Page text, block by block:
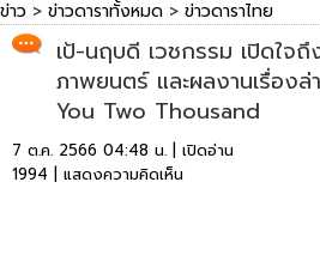
ข่าว > ข่าวดาราทั้งหมด > ข่าวดาราไทย
เป้-นฤบดี เวชกรรม เปิดใจ
ภาพยนตร์ และผลงานเรื่อง
You Two Thousand
7 ต.ค. 2566 04:48 น. | เปิดอ่าน
1994 | แสดงความคิดเห็น